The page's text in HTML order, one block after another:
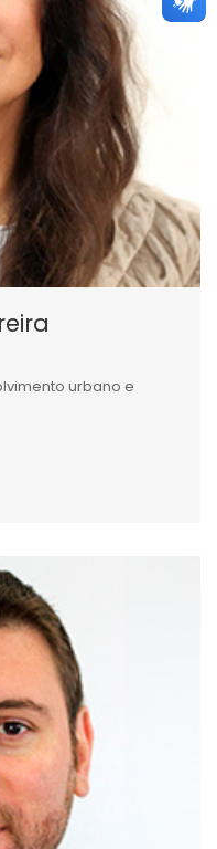
urbano e